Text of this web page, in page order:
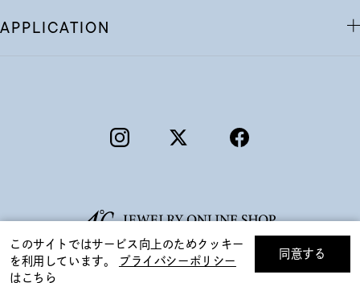
絞り込んで検索する
APPLICATION
このサイトではサービス向上のためクッキー
を利用しています。
プライバシーポリシー
はこちら
同意する